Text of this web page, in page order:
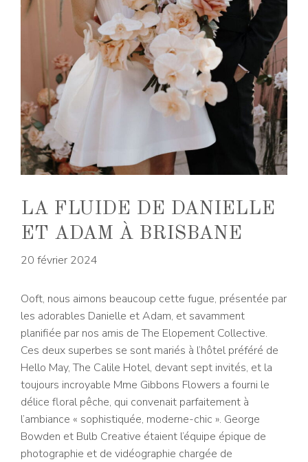
LA FLUIDE DE DANIELLE
ET ADAM À BRISBANE
20 février 2024
Ooft, nous aimons beaucoup cette fugue, présentée par
les adorables Danielle et Adam, et savamment
planifiée par nos amis de The Elopement Collective.
Ces deux superbes se sont mariés à l’hôtel préféré de
Hello May, The Calile Hotel, devant sept invités, et la
toujours incroyable Mme Gibbons Flowers a fourni le
délice floral pêche, qui convenait parfaitement à
l’ambiance « sophistiquée, moderne-chic ». George
Bowden et Bulb Creative étaient l’équipe épique de
photographie et de vidéographie chargée de